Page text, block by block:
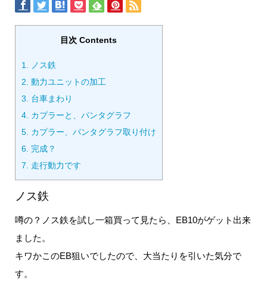
目次 Contents
1.
ノス鉄
2. 動力ユニットの加工
3.
台車まわり
4. カプラーと、パンタグラフ
5. カプラー、パンタグラフ取り付け
6. 完成？
7.
走行動力です
ノス鉄
噂の？ノス鉄を試し一箱買って見たら、EB10がゲット出来
ました。
キワかこのEB狙いでしたので、大当たりを引いた気分で
す。